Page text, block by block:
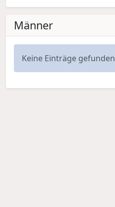
Männer
Keine Einträge gefunden